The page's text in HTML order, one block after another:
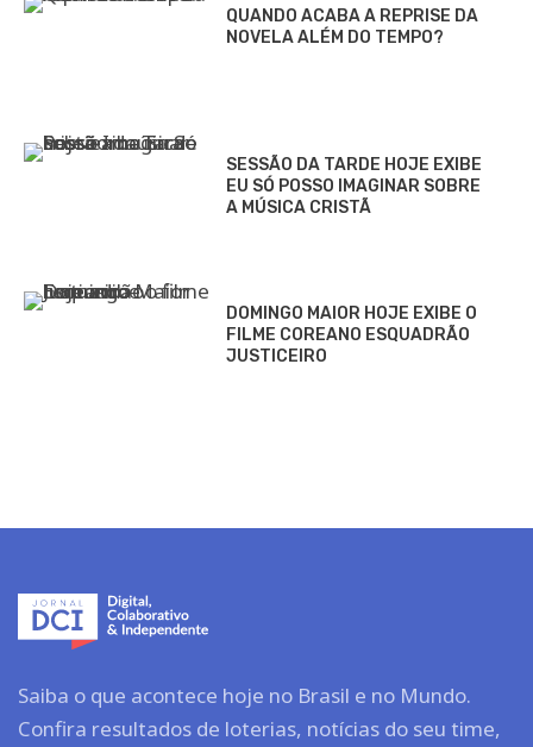
QUANDO ACABA A REPRISE DA
NOVELA ALÉM DO TEMPO?
SESSÃO DA TARDE HOJE EXIBE
EU SÓ POSSO IMAGINAR SOBRE
A MÚSICA CRISTÃ
DOMINGO MAIOR HOJE EXIBE O
FILME COREANO ESQUADRÃO
JUSTICEIRO
Saiba o que acontece hoje no Brasil e no Mundo.
Confira resultados de loterias, notícias do seu time,